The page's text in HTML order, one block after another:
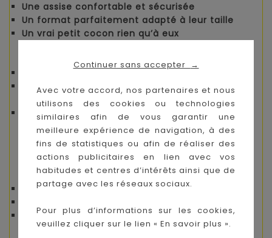
Continuer sans accepter →
Avec votre accord, nos partenaires et nous
utilisons des cookies ou technologies
similaires afin de vous garantir une
meilleure expérience de navigation, à des
fins de statistiques ou afin de réaliser des
actions publicitaires en lien avec vos
habitudes et centres d’intérêts ainsi que de
partage avec les réseaux sociaux.
Pour plus d’informations sur les cookies,
veuillez cliquer sur le lien « En savoir plus ».
Une assise confortable et sécurisée
Un format parfaitement adapté à leur taille
Un vrai petit cocon rien qu’à eux
Inspiré des fauteuils pour adultes… en version
mini !
S’intègre aussi bien dans une chambre que
dans le salon
Léger et facile à manipuler
Conçu pour favoriser l’autonomie :
Ultra léger
L’enfant peut le déplacer facilement tout seul